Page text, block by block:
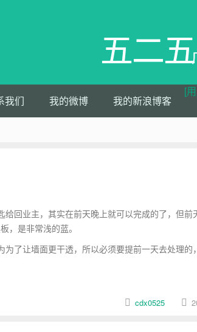
五二五
我们 我的微博 我的新浪博客
[
回业主，其实在前天晚上就可以完成的了，但
，是非常浅的蓝。
了让墙面更干透，所以必须要提前一天去处理
cdx0525